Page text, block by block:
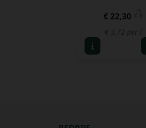
€ 22,30
€ 3,72 per l